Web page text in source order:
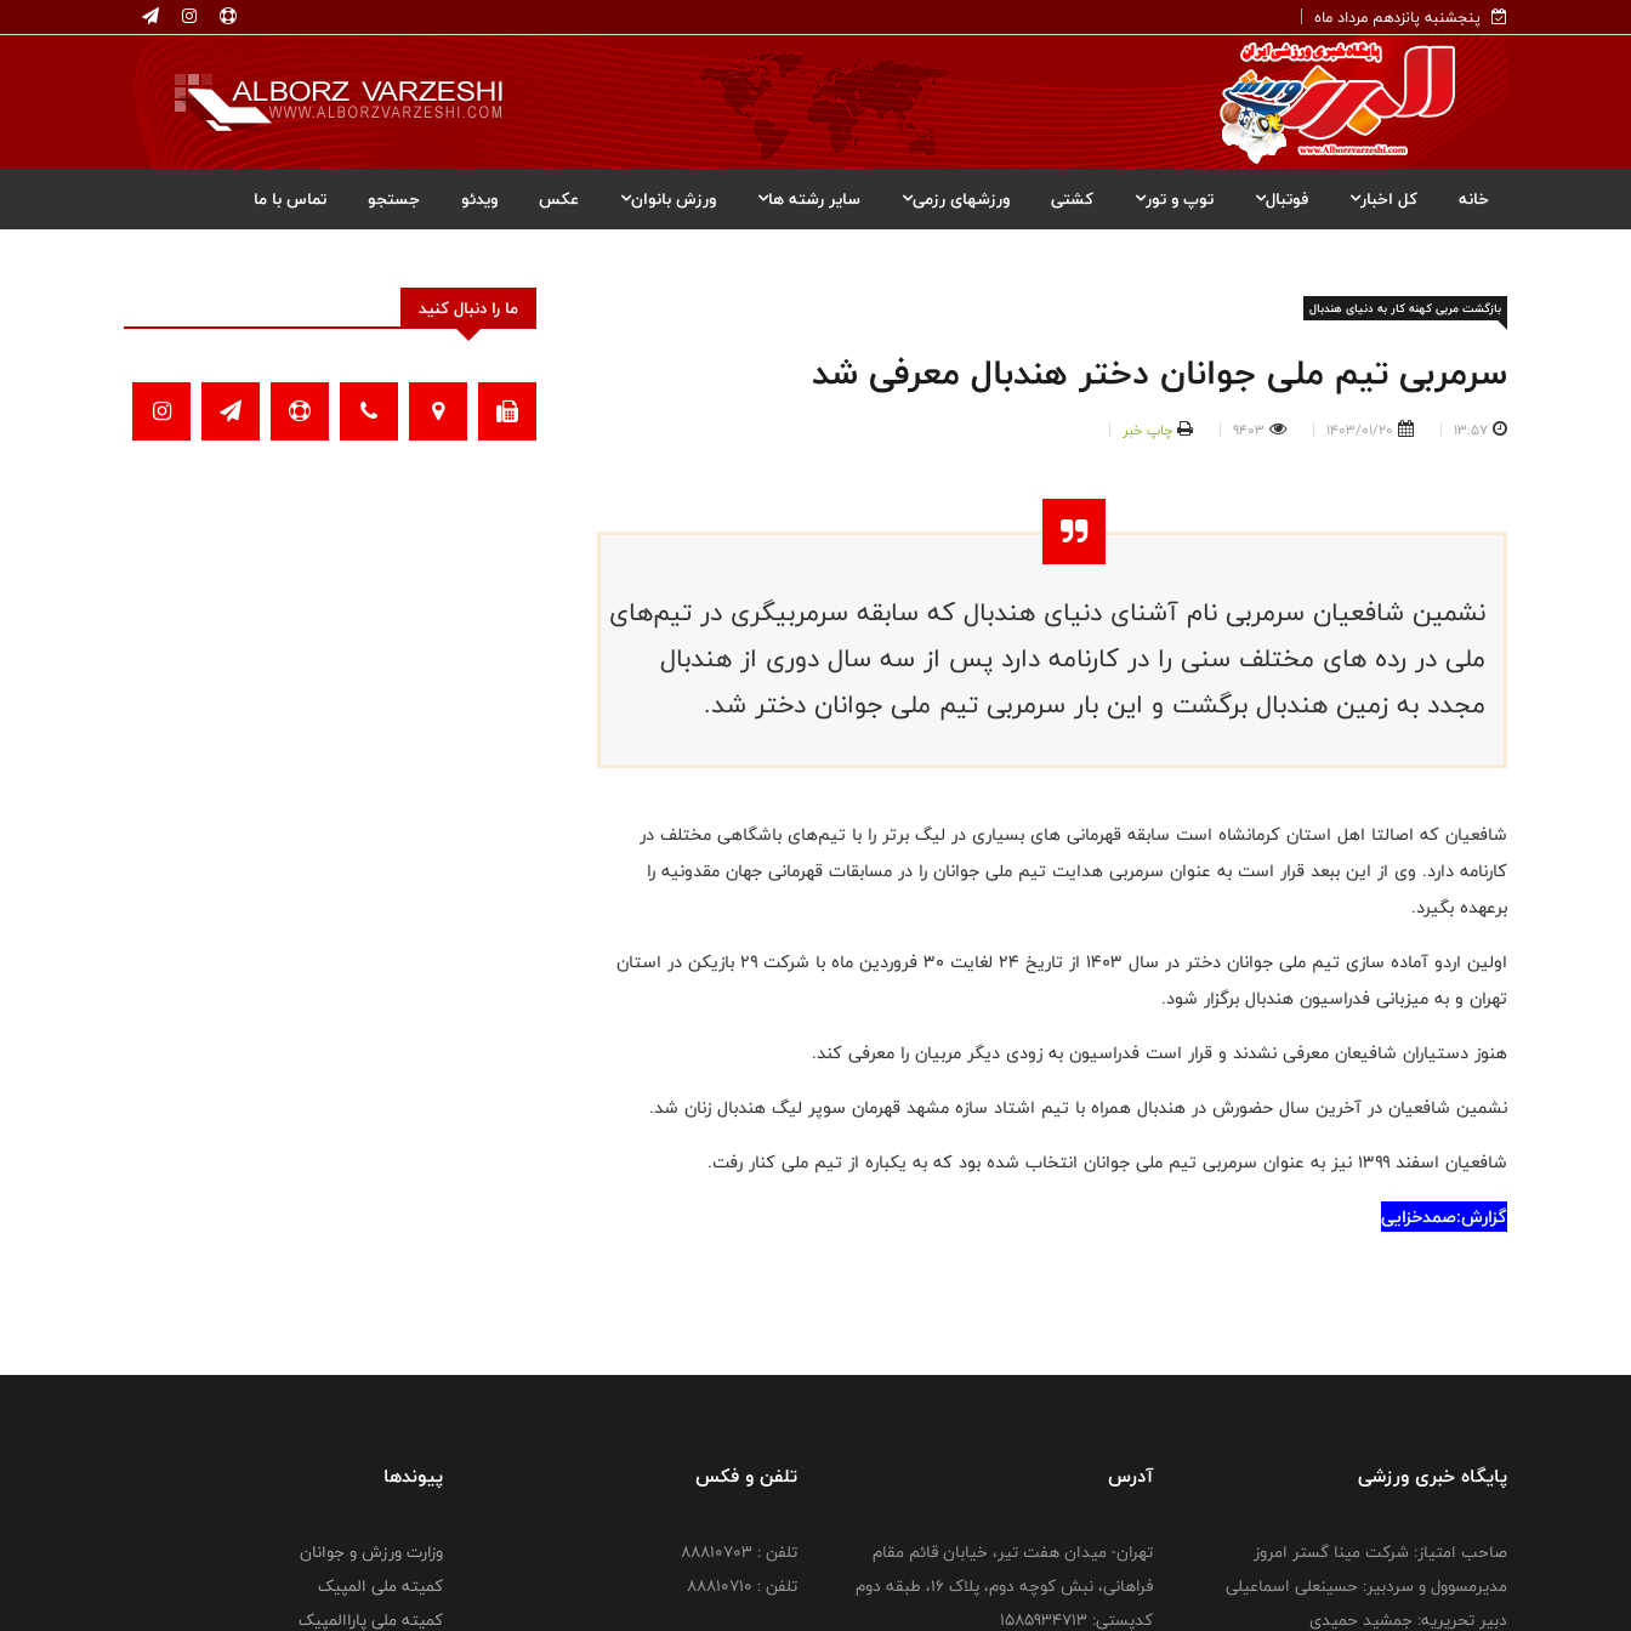
پنجشنبه پانزدهم مرداد ماه
خانه کل اخبار فوتبال توپ و تور کشتی ورزشهای رزمی سایر رشته ها ورزش بانوان عکس ویدئو جستجو تماس با ما
بازگشت مربی کهنه کار به دنیای هندبال
سرمربی تیم ملی جوانان دختر هندبال معرفی شد‌
13:57
1403/01/20
9403 چاپ خبر
نشمین شافعیان سرمربی نام آشنای دنیای هندبال که سابقه سرمربیگری در تیم‌های
ملی در رده های مختلف سنی را در کارنامه دارد پس از سه سال دوری از هندبال
مجدد به زمین هندبال برگشت و این بار سرمربی تیم ملی جوانان دختر شد.
شافعیان که اصالتا اهل استان کرمانشاه است سابقه قهرمانی های بسیاری در لیگ برتر را با تیم‌های باشگاهی مختلف در
کارنامه دارد. وی از این ببعد قرار است به عنوان سرمربی هدایت تیم ملی جوانان را در مسابقات قهرمانی جهان مقدونیه را
برعهده بگیرد.
اولین اردو آماده سازی تیم ملی جوانان دختر در سال ۱۴۰۳ از تاریخ ۲۴ لغایت ۳۰ فروردین ماه با شرکت ۲۹ بازیکن در استان
تهران و به میزبانی فدراسیون هندبال برگزار شود.
هنوز دستیاران شافیعان معرفی نشدند و قرار است فدراسیون به زودی دیگر مربیان را معرفی کند‌.
نشمین شافعیان در آخرین سال حضورش در هندبال همراه با تیم اشتاد سازه مشهد قهرمان سوپر لیگ هندبال زنان شد.
شافعیان اسفند ۱۳۹۹ نیز به عنوان سرمربی تیم ملی جوانان انتخاب شده بود که به یکباره از تیم ملی کنار رفت
.
گزارش:صمدخزایی
ما را دنبال کنید
پایگاه خبری ورزشی
صاحب امتیاز: شرکت مینا گستر امروز
مدیرمسوول و سردبیر: حسینعلی اسماعیلی
دبیر تحریریه: جمشید حمیدی
آدرس
تهران- میدان هفت تیر، خیابان قائم مقام
فراهانی، نبش کوچه دوم، پلاک 16، طبقه دوم
کدپستی: 1585934713
تلفن و فکس
تلفن : 88810703
تلفن : 88810710
پیوندها
وزارت ورزش و جوانان
کمیته ملی المپیک
کمیته ملی پاراالمپیک